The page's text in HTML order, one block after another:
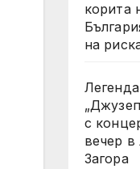
корита
на
с
вечер в
Загора